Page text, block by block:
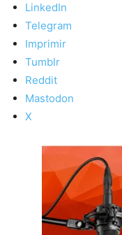
LinkedIn
Telegram
Imprimir
Tumblr
Reddit
Mastodon
X